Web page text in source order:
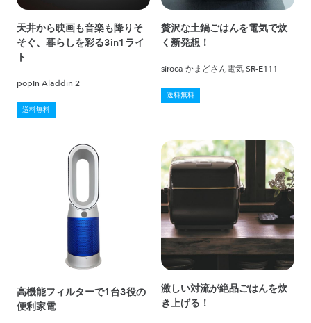
天井から映画も音楽も降りそ
そぐ、暮らしを彩る3in1ライ
ト
popIn Aladdin 2
送料無料
贅沢な土鍋ごはんを電気で炊
く新発想！
siroca かまどさん電気 SR-E111
送料無料
高機能フィルターで1台3役の
便利家電
激しい対流が絶品ごはんを炊
き上げる！